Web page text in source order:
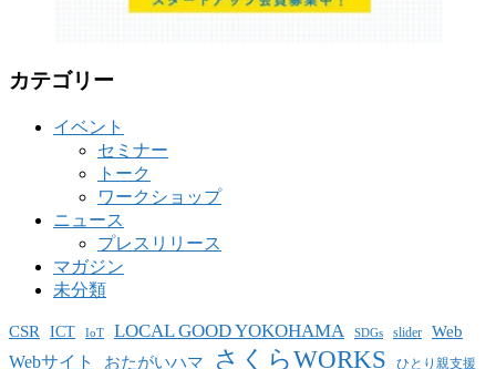
カテゴリー
イベント
セミナー
トーク
ワークショップ
ニュース
プレスリリース
マガジン
未分類
CSR ICT IoT LOCAL GOOD YOKOHAMA SDGs slider Web
Webサイト おたがいハマ さくらWORKS ひとり親支援